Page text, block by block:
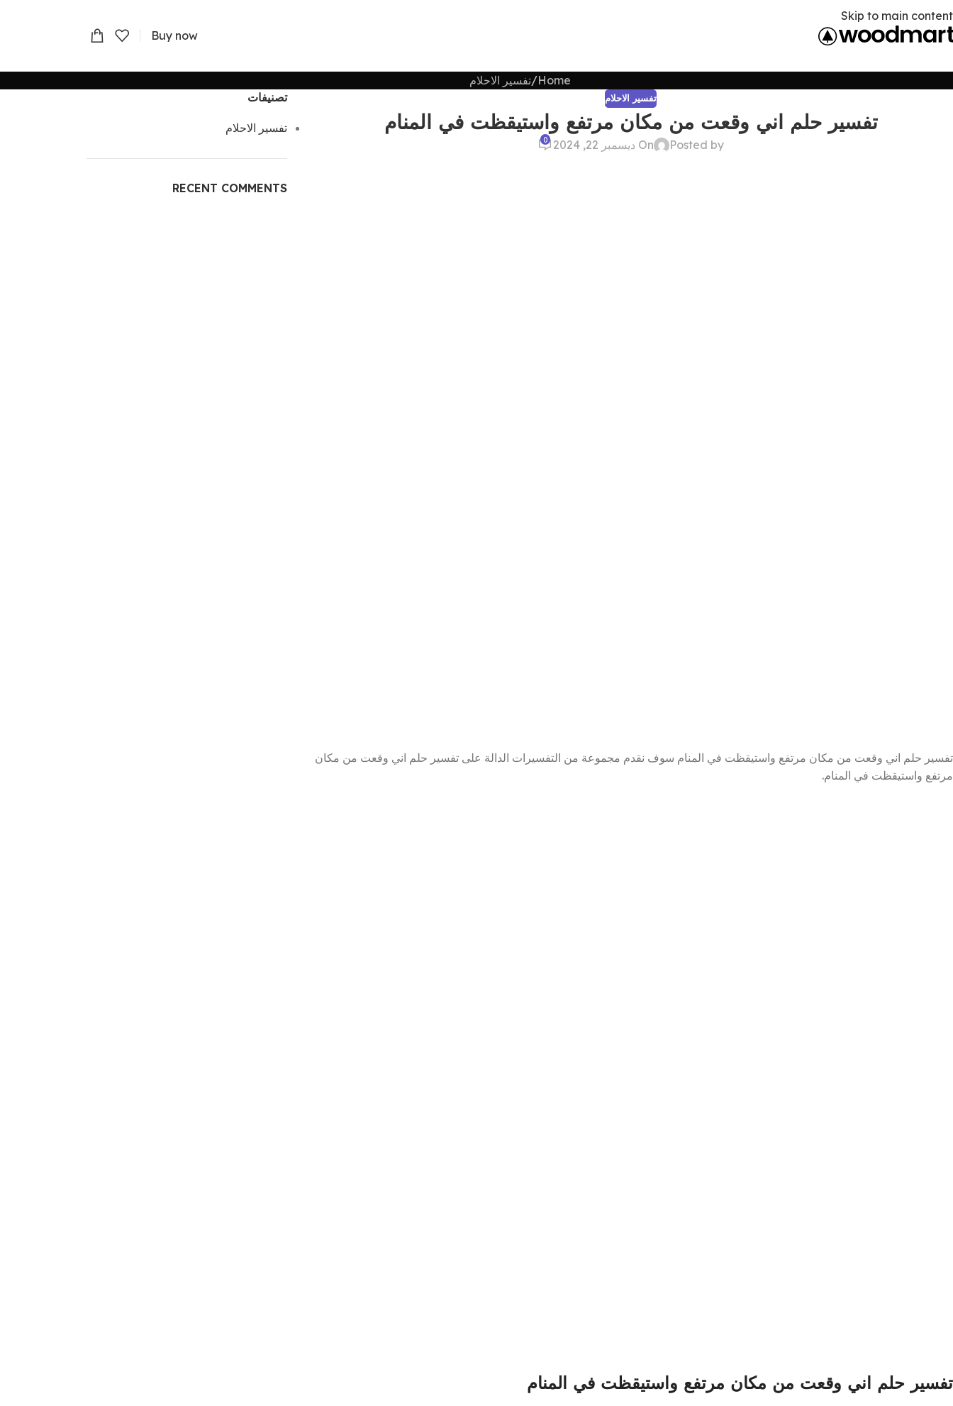
Skip to main content
Buy now
Home تفسير الاحلام
تفسير الاحلام
تفسير حلم اني وقعت من مكان مرتفع واستيقظت في المنام
Posted by On ديسمبر 22, 2024 0
تفسير حلم اني وقعت من مكان مرتفع واستيقظت في المنام سوف نقدم مجموعة من التفسيرات الدالة على تفسير حلم اني وقعت من مكان
مرتفع واستيقظت في المنام.
تفسير حلم اني وقعت من مكان مرتفع واستيقظت في المنام
تصنيفات
تفسير الاحلام
RECENT COMMENTS